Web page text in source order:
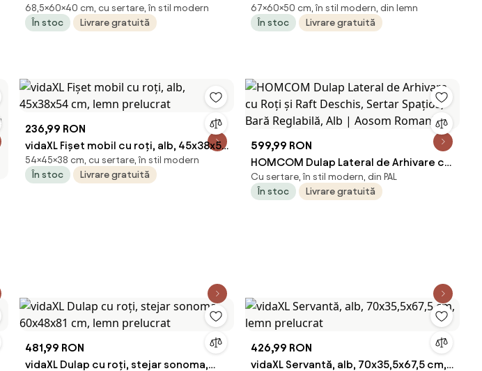
roți, stejar sonoma, 60x40x68,5 cm
68,5×60×40 cm, cu sertare, în stil modern
În stoc
Livrare gratuită
roți, gri beton, 60x50x67 cm
67×60×50 cm, în stil modern, din lemn
În stoc
Livrare gratuită
236,99 RON
vidaXL Fișet mobil cu roți, alb, 45x38x54
cm, lemn prelucrat
54×45×38 cm, cu sertare, în stil modern
În stoc
Livrare gratuită
599,99 RON
HOMCOM Dulap Lateral de Arhivare cu
Roți și Raft Deschis, Sertar Spațios,
Bară Reglabilă, Alb | Aosom Romania
Cu sertare, în stil modern, din PAL
În stoc
Livrare gratuită
481,99 RON
vidaXL Dulap cu roți, stejar sonoma,
426,99 RON
vidaXL Servantă, alb, 70x35,5x67,5 cm,